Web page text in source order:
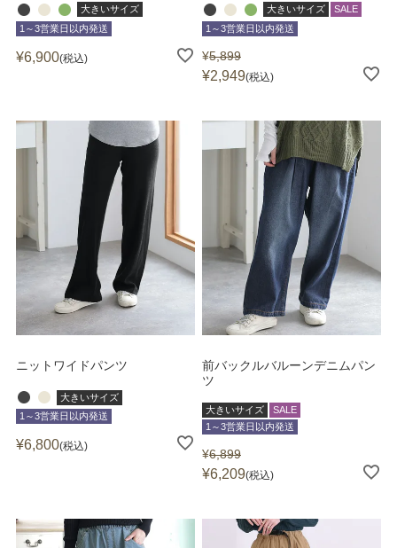
大きいサイズ
1～3営業日以内発送
¥6,900 税込
大きいサイズ
SALE
1～3営業日以内発送
¥5,899
¥2,949 税込
ニットワイドパンツ
大きいサイズ
1～3営業日以内発送
¥6,800 税込
前バックルバルーンデニムパン
ツ
大きいサイズ
SALE
1～3営業日以内発送
¥6,899
¥6,209 税込